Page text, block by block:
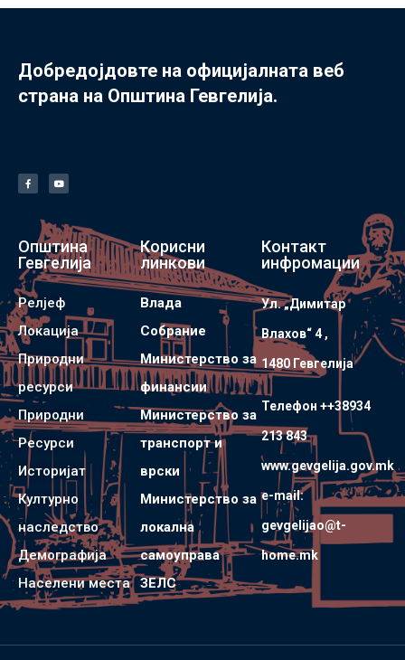
Добредојдовте на официјалната веб
страна на Општина Гевгелија.
Општина
Гевгелија
Релјеф
Локација
Природни
ресурси
Природни
Ресурси
Историјат
Културно
наследство
Демографија
Населени места
Корисни
линкови
Влада
Собрание
Министерство за
финансии
Министерство за
транспорт и
врски
Министерство за
локална
самоуправа
ЗЕЛС
Контакт
инфромации
Ул. „Димитар
Влахов“ 4 ,
1480 Гевгелијa
Телефон ++38934
213 843
www.gevgelija.gov.mk
e-mail:
gevgelijao@t-
home.mk